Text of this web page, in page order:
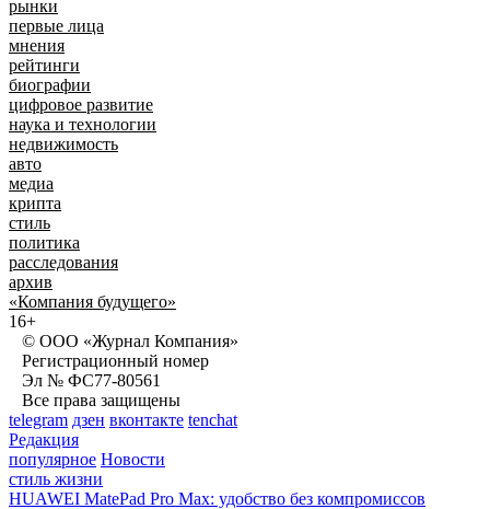
рынки
первые лица
мнения
рейтинги
биографии
цифровое развитие
наука и технологии
недвижимость
авто
медиа
крипта
стиль
политика
расследования
архив
«Компания будущего»
16+
© ООО «Журнал Компания»
Регистрационный номер
Эл № ФС77-80561
Все права защищены
telegram дзен вконтакте tenchat
Редакция
популярное Новости
стиль жизни
HUAWEI MatePad Pro Max: удобство без компромиссов